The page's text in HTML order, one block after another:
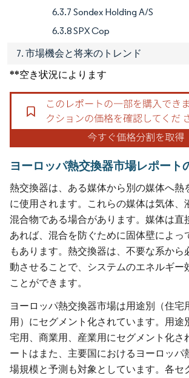
6.3.7 Sondex Holding A/S
6.3.8 SPX Cop
7. 市場機会と将来のトレンド
**空き状況によります
ヨーロッパ熱交換器市場レポート
熱交換器は、ある媒体から別の媒体へ熱
に使用されます。これらの媒体は気体、
混合物である場合があります。媒体は直
あれば、混合を防ぐために固体壁によっ
もあります。熱交換器は、不要な系から
動させることで、システムのエネルギー
ことができます。
ヨーロッパ熱交換器市場は用途別（住宅
用）にセグメント化されています。用途
宅用、商業用、産業用にセグメント化さ
ートはまた、主要国におけるヨーロッパ
場規模と予測も対象としています。各セ